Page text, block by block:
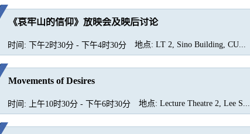
《哀牢山的信仰》放映会及映后讨论
时间: 下午2时30分 - 下午4时30分 地点: LT 2, Sino Building, CU...
Movements of Desires
时间: 上午10时30分 - 下午6时30分 地点: Lecture Theatre 2, Lee S...